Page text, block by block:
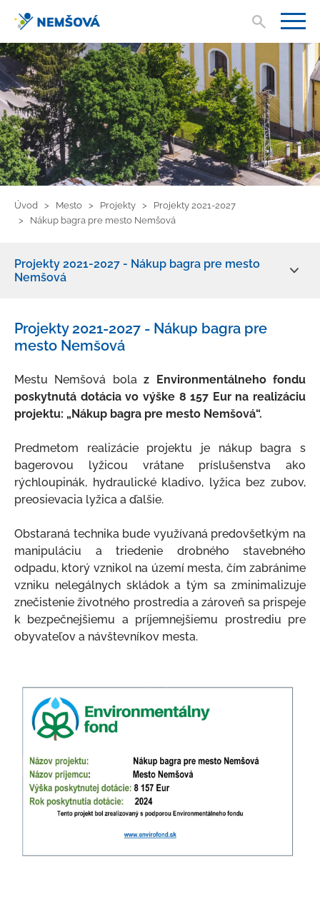
Úvod Mesto Projekty
Projekty 2021-2027
Nákup bagra pre mesto Nemšová
Projekty 2021-2027 - Nákup bagra pre mesto
Nemšová
O meste
Ubytovanie a stravovanie
Strategické dokumenty
Mapový portál
Nemšovský spravodajca
Odpadové hospodárstvo
Verejno-prospešné služby
Fotogaléria
Školstvo
Projekty
Dotácie
Dotácie TSK 2022 Palatin 2
Projekty 2021-2027
Nákup bagra pre mesto Nemšová
Rekonštrukcia verejného vodovodu v Nemšovej (ul.
Mládežnícka, Pionierska, Areál ZŠ)
Projekty 2021-2027 - Nákup bagra pre
mesto Nemšová
Mestu Nemšová bolaz Environmentálneho fondu
poskytnutá dotácia vo výške 8 157 Eur na realizáciu
projektu: „Nákup bagra pre mesto Nemšová“.
Predmetom realizácie projektu je nákup bagra s
bagerovou lyžicou vrátane príslušenstva ako
rýchloupinák, hydraulické kladivo, lyžica bez zubov,
preosievacia lyžica a ďalšie.
Obstaraná technika bude využívaná predovšetkým na
manipuláciu a triedenie drobného stavebného
odpadu, ktorý vznikol na území mesta, čím zabránime
vzniku nelegálnych skládok a tým sa zminimalizuje
znečistenie životného prostredia a zároveň sa prispeje
k bezpečnejšiemu a príjemnejšiemu prostrediu pre
obyvateľov a návštevníkov mesta.